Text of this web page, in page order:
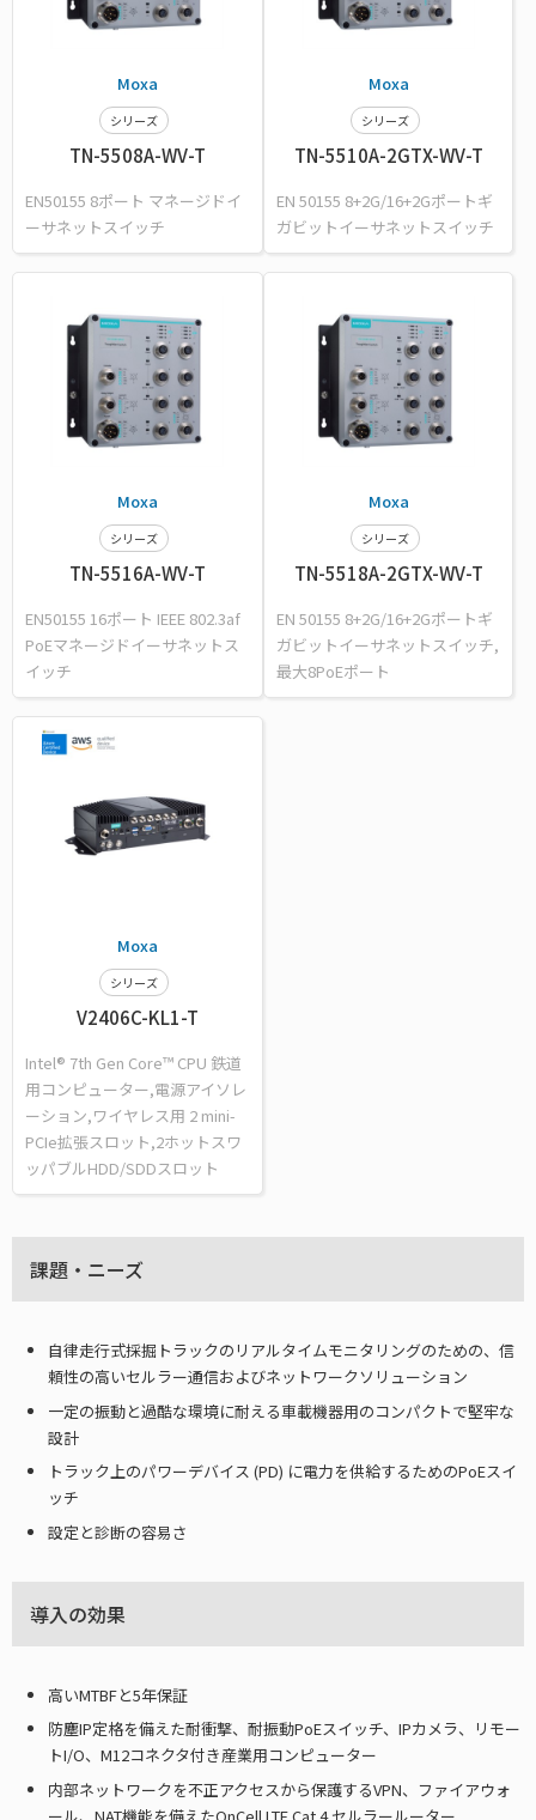
Moxa
シリーズ
TN-5508A-WV-T
EN50155 8ポート マネージドイ
ーサネットスイッチ
Moxa
シリーズ
TN-5510A-2GTX-WV-T
EN 50155 8+2G/16+2Gポートギ
ガビットイーサネットスイッチ
Moxa
シリーズ
TN-5516A-WV-T
EN50155 16ポート IEEE 802.3af
PoEマネージドイーサネットス
イッチ
Moxa
シリーズ
TN-5518A-2GTX-WV-T
EN 50155 8+2G/16+2Gポートギ
ガビットイーサネットスイッチ,
最大8PoEポート
Moxa
シリーズ
V2406C-KL1-T
Intel® 7th Gen Core™ CPU 鉄道
用コンピューター,電源アイソレ
ーション,ワイヤレス用 2 mini-
PCIe拡張スロット,2ホットスワ
ッパブルHDD/SDDスロット
課題・ニーズ
自律走行式採掘トラックのリアルタイムモニタリングのための、信
頼性の高いセルラー通信およびネットワークソリューション
一定の振動と過酷な環境に耐える車載機器用のコンパクトで堅牢な
設計
トラック上のパワーデバイス (PD) に電力を供給するためのPoEスイ
ッチ
設定と診断の容易さ
導入の効果
高いMTBFと5年保証
防塵IP定格を備えた耐衝撃、耐振動PoEスイッチ、IPカメラ、リモー
トI/O、M12コネクタ付き産業用コンピューター
内部ネットワークを不正アクセスから保護するVPN、ファイアウォ
ール、NAT機能を備えたOnCell LTE Cat 4 セルラールーター